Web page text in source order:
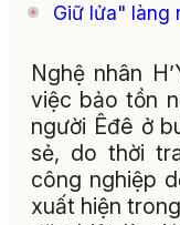
Giữ lửa" làng
Nghệ nhân
việc bảo tồn
người Êđê ở
sẻ, do thời
công nghiệp
xuất hiện